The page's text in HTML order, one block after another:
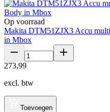
Op voorraad
Makita DTM51ZJX3 Accu
in Mbox
273,99
excl. btw
Toevoegen